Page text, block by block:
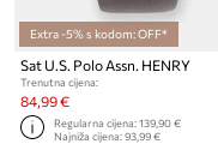
Extra -5% s kodom: OFF*
Sat U.S. Polo Assn. HENRY
Trenutna cijena:
84,99 €
Regularna cijena:139,90 €
Najniža cijena:93,99 €